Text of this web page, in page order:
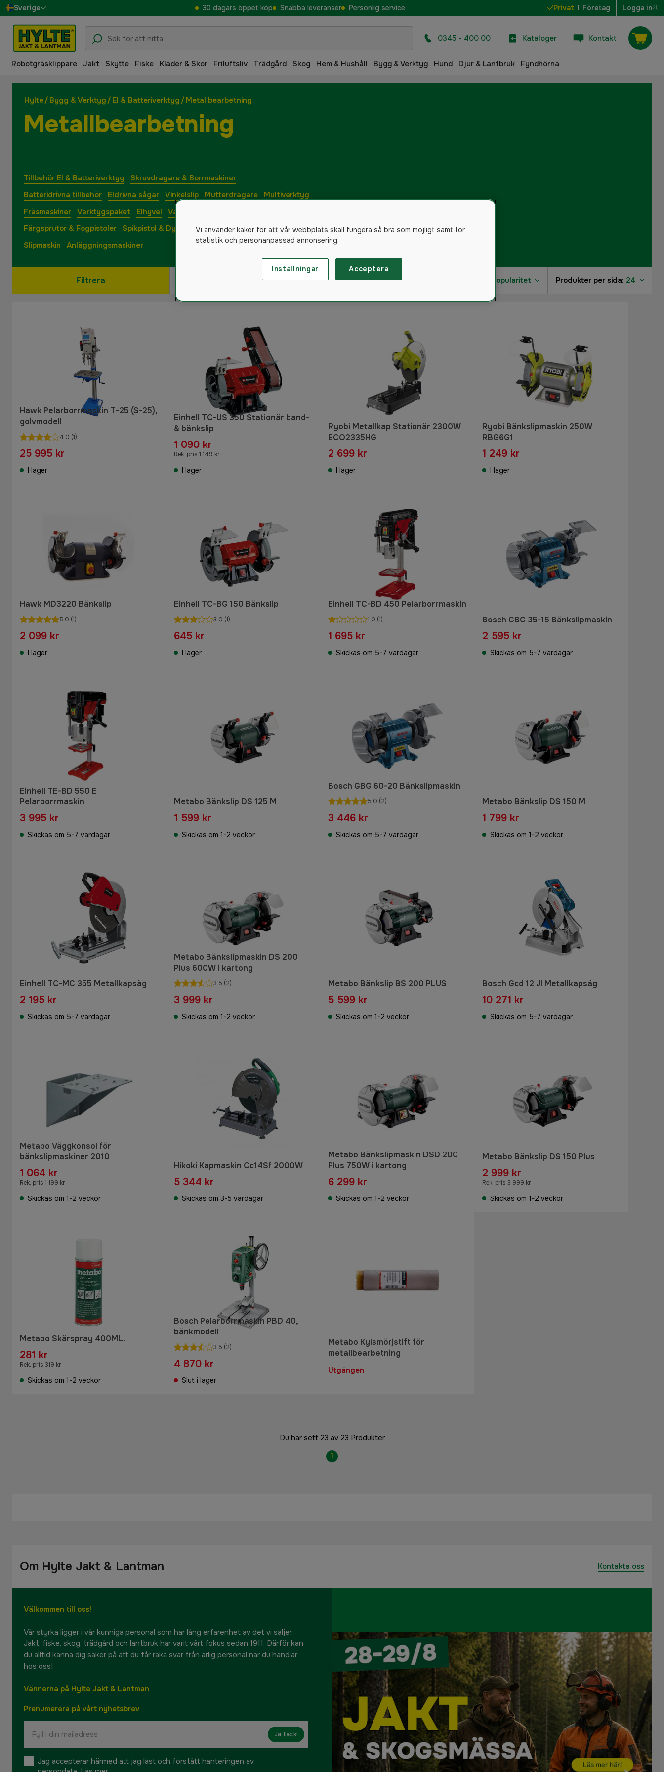
Sverige
Danmark
Suomi
Norge
30 dagars öppet köp Snabba leveranser Personlig service Privat Företag Logga in
0345 - 400 00 Kataloger Kontakt
Robotgräsklippare Jakt Skytte Fiske Kläder & Skor Friluftsliv Trädgård Skog Hem & Hushåll Bygg & Verktyg Hund Djur & Lantbruk Fyndhörna
Hylte/ Bygg & Verktyg / El & Batteriverktyg / Metallbearbetning
Metallbearbetning
Tillbehör El & Batteriverktyg
Skruvdragare & Borrmaskiner
Batteridrivna tillbehör
Eldrivna sågar Vinkelslip Mutterdragare
Multiverktyg
Fräsmaskiner Verktygspaket Elhyvel Varmluftspistol
Färgsprutor & Fogpistoler
Spikpistol & Dyckertpistol Omrörare Fettsprutor
Slipmaskin
Anläggningsmaskiner
Filtrera 23produkter Popularitet Produkter per sida: 24
Hawk Pelarborrmaskin T-25 (S-25),
golvmodell
4.0 (1)
25 995 kr
I lager
Einhell TC-US 350 Stationär band-
& bänkslip
1 090 kr
Rek. pris 1 149 kr
I lager
Ryobi Metallkap Stationär 2300W
ECO2335HG
2 699 kr
I lager
Ryobi Bänkslipmaskin 250W
RBG6G1
1 249 kr
I lager
Hawk MD3220 Bänkslip
5.0 (1)
2 099 kr
I lager
Einhell TC-BG 150 Bänkslip
3.0 (1)
645 kr
I lager
Einhell TC-BD 450 Pelarborrmaskin
1.0 (1)
1 695 kr
Skickas om 5-7 vardagar
Bosch GBG 35-15 Bänkslipmaskin
2 595 kr
Skickas om 5-7 vardagar
Einhell TE-BD 550 E
Pelarborrmaskin
3 995 kr
Skickas om 5-7 vardagar
Metabo Bänkslip DS 125 M
1 599 kr
Skickas om 1-2 veckor
Bosch GBG 60-20 Bänkslipmaskin
5.0 (2)
3 446 kr
Skickas om 5-7 vardagar
Metabo Bänkslip DS 150 M
1 799 kr
Skickas om 1-2 veckor
Einhell TC-MC 355 Metallkapsåg
2 195 kr
Skickas om 5-7 vardagar
Metabo Bänkslipmaskin DS 200
Plus 600W i kartong
3.5 (2)
3 999 kr
Skickas om 1-2 veckor
Metabo Bänkslip BS 200 PLUS
5 599 kr
Skickas om 1-2 veckor
Bosch Gcd 12 Jl Metallkapsåg
10 271 kr
Skickas om 5-7 vardagar
Metabo Väggkonsol för
bänkslipmaskiner 2010
1 064 kr
Rek. pris 1 199 kr
Skickas om 1-2 veckor
Hikoki Kapmaskin Cc14Sf 2000W
5 344 kr
Skickas om 3-5 vardagar
Metabo Bänkslipmaskin DSD 200
Plus 750W i kartong
6 299 kr
Skickas om 1-2 veckor
Metabo Bänkslip DS 150 Plus
2 999 kr
Rek. pris 3 999 kr
Skickas om 1-2 veckor
Metabo Skärspray 400ML.
281 kr
Rek. pris 319 kr
Skickas om 1-2 veckor
Bosch Pelarborrmaskin PBD 40,
bänkmodell
3.5 (2)
4 870 kr
Slut i lager
Metabo Kylsmörjstift för
metallbearbetning
Utgången
Du har sett 23 av 23 Produkter
1
Om Hylte Jakt & Lantman Kontakta oss
Välkommen till oss!
Vår styrka ligger i vår kunniga personal som har lång erfarenhet av det vi säljer.
Jakt, fiske, skog, trädgård och lantbruk har varit vårt fokus sedan 1911. Därför kan
du alltid känna dig säker på att du får raka svar från ärlig personal när du handlar
hos oss!
Vännerna på Hylte Jakt & Lantman
Prenumerera på vårt nyhetsbrev
Ja tack!
Jag accepterar härmed att jag läst och förstått hanteringen av
Vi använder kakor för att vår webbplats skall fungera så bra som möjligt samt för
statistik och personanpassad annonsering.
Inställningar Acceptera